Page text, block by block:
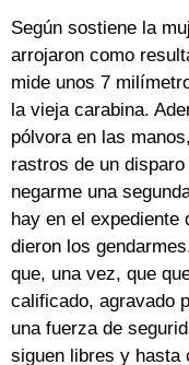
Según sostiene la
arrojaron como
mide unos 7
la vieja carabina.
pólvora en las
rastros de un
negarme una
hay en el expediente
dieron los
que, una vez, que
calificado, agravado
una fuerza de
siguen libres y hasta